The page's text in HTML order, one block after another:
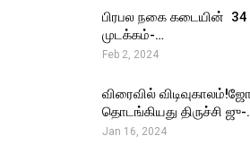
பிரபல நகை கடையின் ₹
முடக்கம்-…
Feb 2, 2024
விரைவில்
தொடங்கியது திருச்சி
Jan 16, 2024